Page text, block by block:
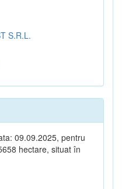
S.R.L.
09.09.2025, pentru
hectare, situat în